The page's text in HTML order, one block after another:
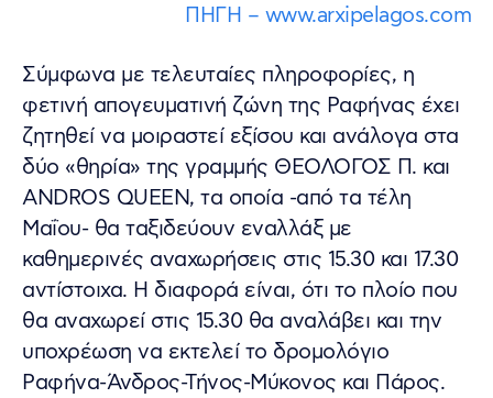
ΠΗΓΗ – www.arxipelagos.com
Σύμφωνα με τελευταίες πληροφορίες, η
φετινή απογευματινή ζώνη της Ραφήνας έχει
ζητηθεί να μοιραστεί εξίσου και ανάλογα στα
δύο «θηρία» της γραμμής ΘΕΟΛΟΓΟΣ Π. και
ANDROS QUEEN, τα οποία -από τα τέλη
Μαΐου- θα ταξιδεύουν εναλλάξ με
καθημερινές αναχωρήσεις στις 15.30 και 17.30
αντίστοιχα. Η διαφορά είναι, ότι το πλοίο που
θα αναχωρεί στις 15.30 θα αναλάβει και την
υποχρέωση να εκτελεί το δρομολόγιο
Ραφήνα-Άνδρος-Τήνος-Μύκονος και Πάρος.